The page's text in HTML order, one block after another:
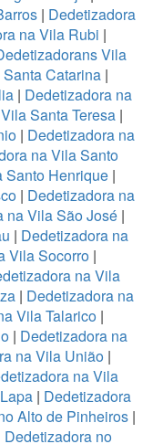
| Dedetizadora
na Vila Rubi |
Vila
Catarina|
| Dedetizadora na
Santa Teresa |
| Dedetizadora na
na Vila Santo
Santo Henrique |
| Dedetizadora na
na Vila São José|
| Dedetizadora na
Vila Socorro |
na Vila
| Dedetizadora na
Vila Talarico|
| Dedetizadora na
na Vila União|
na Vila
| Dedetizadora
Alto de Pinheiros |
Dedetizadora no